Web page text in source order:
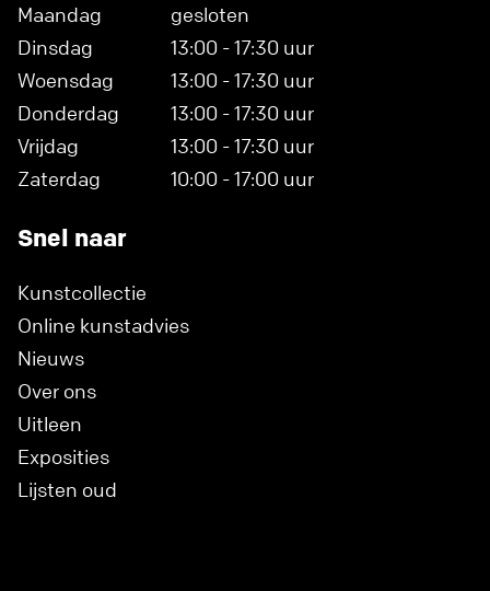
Maandag
gesloten
Dinsdag
13:00 - 17:30 uur
Woensdag
13:00 - 17:30 uur
Donderdag
13:00 - 17:30 uur
Vrijdag
13:00 - 17:30 uur
Zaterdag
10:00 - 17:00 uur
Snel naar
Kunstcollectie
Online kunstadvies
Nieuws
Over ons
Uitleen
Exposities
Lijsten oud